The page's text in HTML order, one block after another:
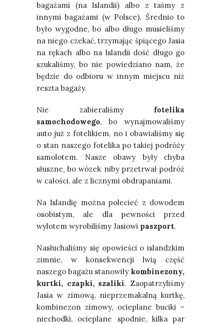
bagażami (na Islandii) albo z taśmy z
innymi bagażami (w Polsce). Średnio to
było wygodne, bo albo długo musieliśmy
na niego czekać, trzymając śpiącego Jasia
na rękach albo na Islandii dość długo go
szukaliśmy, bo nie powiedziano nam, że
będzie do odbioru w innym miejscu niż
reszta bagaży.
Nie zabieraliśmy fotelika
samochodowego, bo wynajmowaliśmy
auto już z fotelikiem, no i obawialiśmy się
o stan naszego fotelika po takiej podróży
samolotem. Nasze obawy były chyba
słuszne, bo wózek niby przetrwał podróż
w całości, ale z licznymi obdrapaniami.
Na Islandię można polecieć z dowodem
osobistym, ale dla pewności przed
wylotem wyrobiliśmy Jasiowi paszport.
Nasłuchaliśmy się opowieści o islandzkim
zimnie, w konsekwencji lwią część
naszego bagażu stanowiły kombinezony,
kurtki, czapki, szaliki. Zaopatrzyliśmy
Jasia w zimową, nieprzemakalną kurtkę,
kombinezon zimowy, ocieplane buciki –
niechodki, ocieplane spodnie, kilka par